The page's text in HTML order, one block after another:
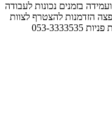
בזמנים נכונות לעבודה
הזדמנות להצטרף לצוות
3333535